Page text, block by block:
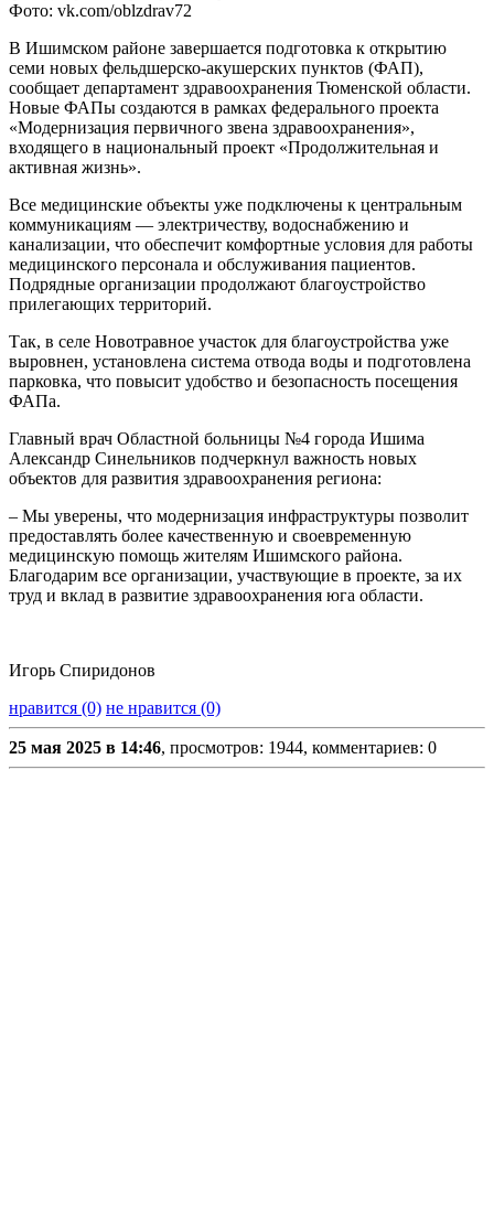
Фото: vk.com/oblzdrav72
В Ишимском районе завершается подготовка к открытию
семи новых фельдшерско-акушерских пунктов (ФАП),
сообщает департамент здравоохранения Тюменской области.
Новые ФАПы создаются в рамках федерального проекта
«Модернизация первичного звена здравоохранения»,
входящего в национальный проект «Продолжительная и
активная жизнь».
Все медицинские объекты уже подключены к центральным
коммуникациям — электричеству, водоснабжению и
канализации, что обеспечит комфортные условия для работы
медицинского персонала и обслуживания пациентов.
Подрядные организации продолжают благоустройство
прилегающих территорий.
Так, в селе Новотравное участок для благоустройства уже
выровнен, установлена система отвода воды и подготовлена
парковка, что повысит удобство и безопасность посещения
ФАПа.
Главный врач Областной больницы №4 города Ишима
Александр Синельников подчеркнул важность новых
объектов для развития здравоохранения региона:
– Мы уверены, что модернизация инфраструктуры позволит
предоставлять более качественную и своевременную
медицинскую помощь жителям Ишимского района.
Благодарим все организации, участвующие в проекте, за их
труд и вклад в развитие здравоохранения юга области.
Игорь Спиридонов
нравится (0) не нравится (0)
25 мая 2025 в 14:46, просмотров: 1944, комментариев: 0